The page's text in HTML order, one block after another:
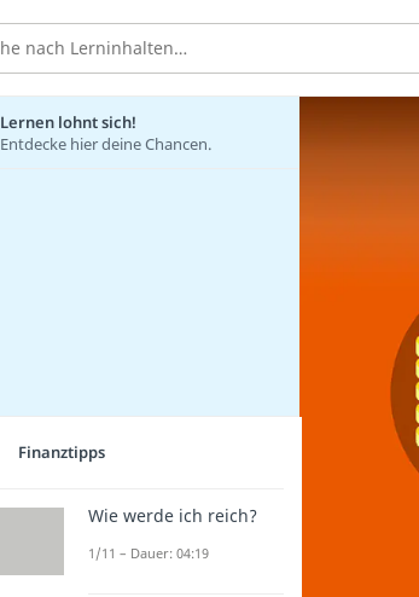
Lernen lohnt sich!
Entdecke hier deine Chancen.
Finanztipps
Wie werde ich reich?
1/11 – Dauer: 04:19